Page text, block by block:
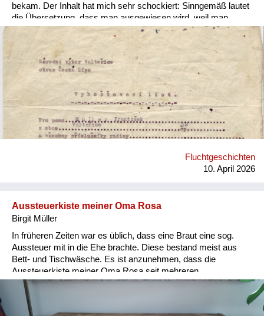
bekam. Der Inhalt hat mich sehr schockiert: Sinngemäß lautet
die Übersetzung, dass man ausgewiesen wird, weil man
bereits 1938 gegen die C.S.R. gearbeitet hätte (was natürlich
nicht der Wahrheit entsprach). Alle Familienmitglieder müssen
sich am Folgetag um 5:00h früh vor dem Schulgebäude
einfinden und dürfen nur ein paar Sachen mitnehmen. Wer
dem nicht Folge leistet, kommt ins Konzentrationslager.
Nachfolgend die Schilderung über die Vertreibung der Familie
meines Vaters aus Waltersdorf (Kreis Böhmisch-Leipa) und
die darauffolgenden Wochen: Mein Opa Franz Müller war
Landwirt mit einem eigenen Hof und arbeitete zusätzlich von
1940 bis 1945 als Hilfsarbeiter in den Achilleswerken in
Müller, mussten 1936 ihren Besitz (die „Elemiehle“) verkaufen
und zogen nach Bensen in eine Stadtwohnung. Die Familie
Fluchtgeschichten
10. April 2026
Aussteuerkiste meiner Oma Rosa
Birgit Müller
In früheren Zeiten war es üblich, dass eine Braut eine sog.
Aussteuer mit in die Ehe brachte. Diese bestand meist aus
Bett- und Tischwäsche. Es ist anzunehmen, dass die
Aussteuerkiste meiner Oma Rosa seit mehreren
Generationen weitergereicht wurde. Die Beschriftung wurde
erst 1946 hinzugefügt, da meine Großeltern diese Kiste als
persönliches Gepäckstück bei der Vertreibung aus der Heimat